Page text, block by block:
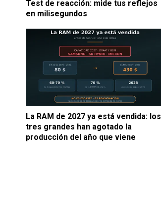
Test de reacción: mide tus reflejos
en milisegundos
La RAM de 2027 ya está vendida: los
tres grandes han agotado la
producción del año que viene